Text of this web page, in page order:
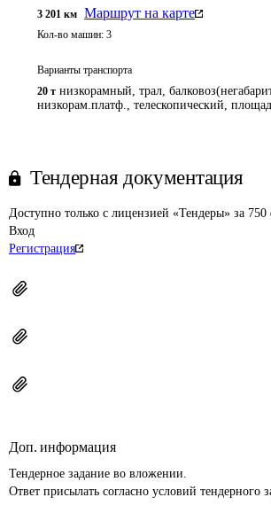
3 201 км Маршрут на карте
Кол-во машин: 3
Варианты транспорта
20 т низкорамный, трал,
низкорам.платф., телескопический,
Тендерная документация
Доступно только с лицензией «Тендеры» за 750
Вход
Регистрация
Доп. информация
Тендерное задание во вложении.
Ответ присылать согласно условий тендерного